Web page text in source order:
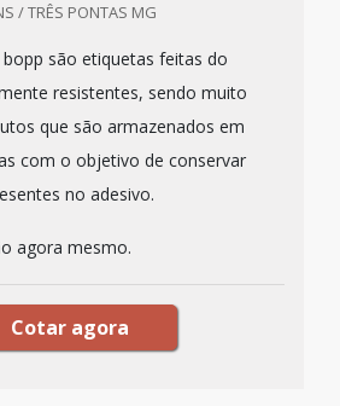
/ TRÊS PONTAS MG
são etiquetas feitas do
resistentes, sendo muito
que são armazenados em
com o objetivo de conservar
no adesivo.
agora mesmo.
Cotar agora